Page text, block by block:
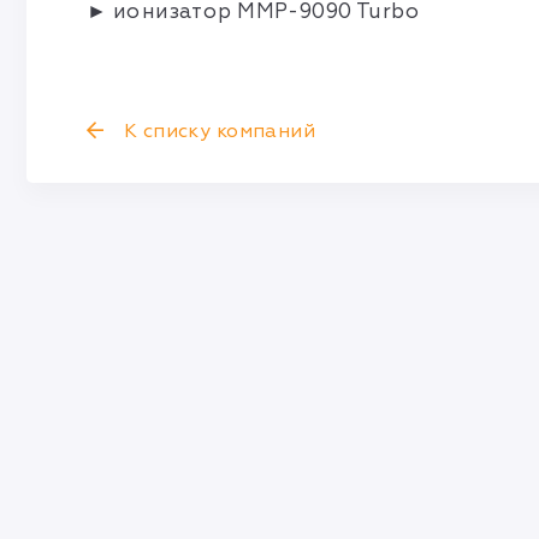
► ионизатор MMP-9090 Turbo
К списку компаний